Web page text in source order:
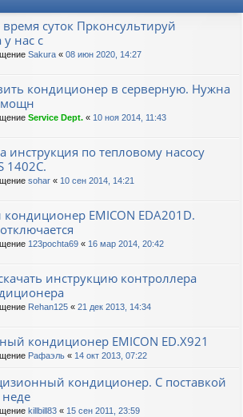
суток Прконсультируй
нас с
Sakura « 08 июн 2020, 14:27
кондиционер в серверную. Нужна
мощн
Service Dept. « 10 ноя 2014, 11:43
инструкция по тепловому насосу
1402C.
sohar « 10 сен 2014, 14:21
кондиционер EMICON EDA201D.
123pochta69 « 16 мар 2014, 20:42
инструкцию контроллера
Rehan125 « 21 дек 2013, 14:34
кондиционер EMICON ED.X921
Рафаэль « 14 окт 2013, 07:22
кондиционер. С поставкой
killbill83 « 15 сен 2011, 23:59